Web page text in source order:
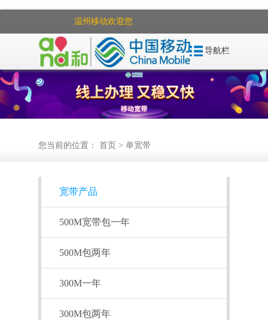
温州移动欢迎您
关于我们 | 8月资费已更新
导航栏
您当前的位置： 首页 > 单宽带
宽带产品
500M宽带包一年
500M包两年
300M一年
300M包两年